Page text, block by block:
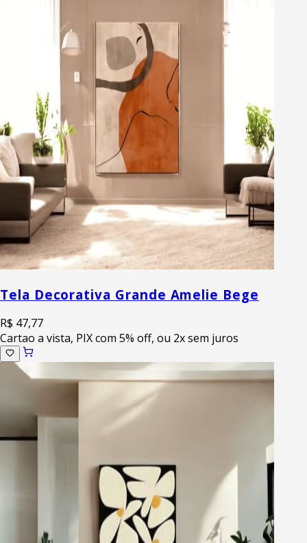
Tela Decorativa Grande Amelie Bege
R$ 47,77
Cartao a vista, PIX com 5% off, ou 2x sem juros